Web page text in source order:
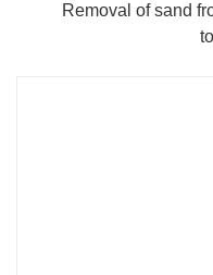
Removal of sand